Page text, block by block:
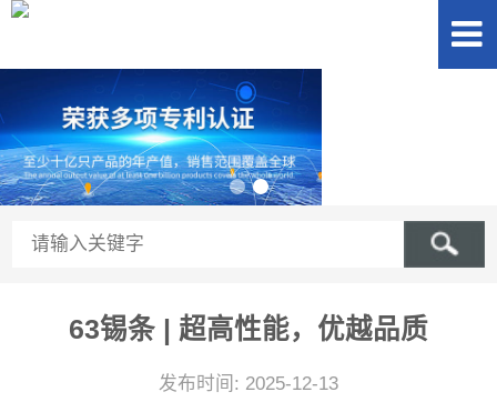
63锡条 | 超高性能，优越品质
发布时间: 2025-12-13